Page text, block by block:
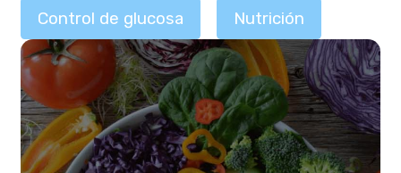
Control de glucosa Nutrición